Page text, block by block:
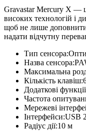
Gravastar Mercury X —
високих технологій і
щоб не лише
надати відчутну
Тип сенсора:
Назва сенсора:
Максимальна
Кількість клавіш:
Додаткові
Частота
Мережеві
Інтерфейси:USB
Радіус дії:10 м